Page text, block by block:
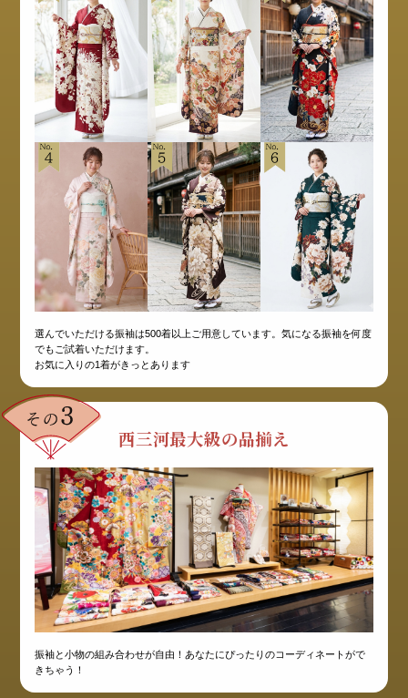
選んでいただける振袖は500着以上ご用意しています。気になる振袖を何度
でもご試着いただけます。
お気に入りの1着がきっとあります
西三河最大級の品揃え
振袖と小物の組み合わせが自由！あなたにぴったりのコーディネートがで
きちゃう！